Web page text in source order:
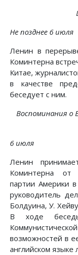
Не позднее 6 июля
Ленин в
Коминтерна
Китае,
в качестве
беседует с ним.
Воспоминания о
6 июля
Ленин
Коминтерна от
партии Америки
руководитель
Болдуина, У.
В ходе
возможностей в
английском языке